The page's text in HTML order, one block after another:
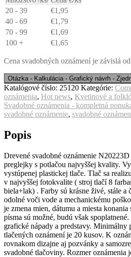
20 - 39
€1,95
40 - 69
€1,79
70 - 99
€1,69
100 +
€1,65
Cena svadobných oznámení je závislá
Katalógové číslo: 25120 Kategórie:
oznámenia, Hot news, Kvetinové a
Svadobné oznámenia - kompletná
svadobné oznámenie, svadobné
Popis
Drevené svadobné oznámenie
preglejky s potlačou najvyššej kvality.
vystúpenej plastickej tlače. Tlač sa
v najvyššej fotokvalite ( stroj tlačí 8
biela+lak) . Farby sú krásne živé, stále a
odolné voči vode a mechanickému
je zmena mien, dátumu a miesta
písma sú možné, budú však
grafické nápady a predstavy. Minimálny
tlačených oznámení je 20 kusov. K
rovnakom dizajne aj pozvánky a
svadobné tlačoviny. Rozmer oznámenia